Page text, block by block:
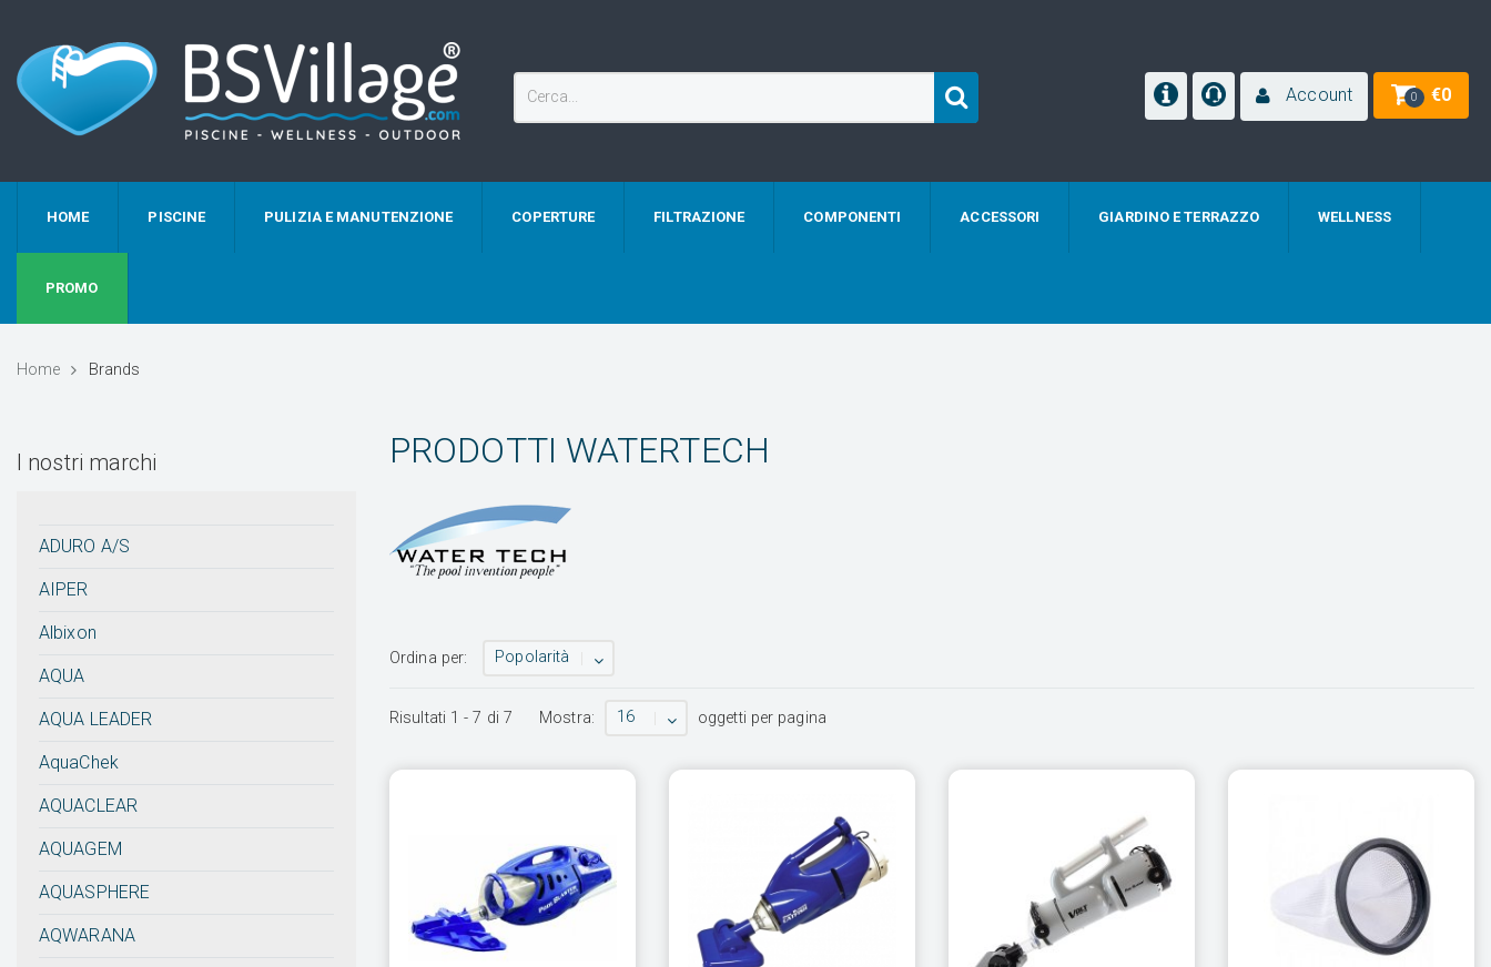
Account 0 €0
HOME PISCINE PULIZIA E MANUTENZIONE COPERTURE FILTRAZIONE COMPONENTI ACCESSORI GIARDINO E TERRAZZO WELLNESS
PROMO
Home Brands
PRODOTTI WATERTECH
Ordina per: Popolarità
Risultati 1 -7 di 7 Mostra: 16 oggetti per pagina
I nostri marchi
ADURO A/S
AIPER
Albixon
AQUA
AQUA LEADER
AquaChek
AQUACLEAR
AQUAGEM
AQUASPHERE
AQWARANA